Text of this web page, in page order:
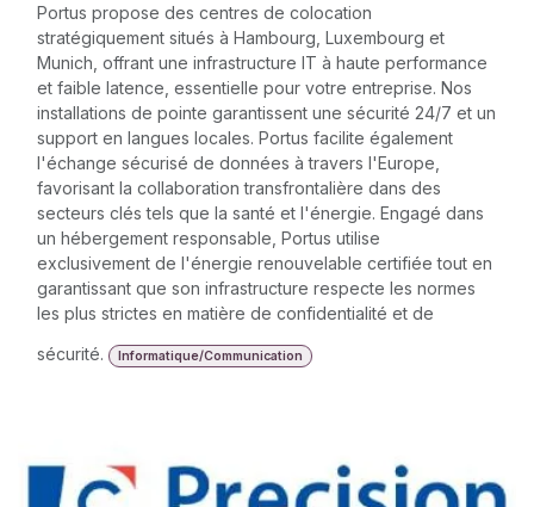
Portus propose des centres de colocation
stratégiquement situés à Hambourg, Luxembourg et
Munich, offrant une infrastructure IT à haute performance
et faible latence, essentielle pour votre entreprise. Nos
installations de pointe garantissent une sécurité 24/7 et un
support en langues locales. Portus facilite également
l'échange sécurisé de données à travers l'Europe,
favorisant la collaboration transfrontalière dans des
secteurs clés tels que la santé et l'énergie. Engagé dans
un hébergement responsable, Portus utilise
exclusivement de l'énergie renouvelable certifiée tout en
garantissant que son infrastructure respecte les normes
les plus strictes en matière de confidentialité et de
sécurité.
Informatique/Communication